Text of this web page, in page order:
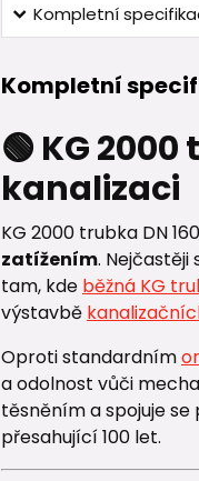
Kompletní
Kompletní
🟢 KG
kanalizaci
KG 2000 trubka DN
zatížením. Nejčastěji
tam, kde běžná KG
výstavbě
Oproti standardním
a odolnost vůči
těsněním a spojuje
přesahující 100 let.